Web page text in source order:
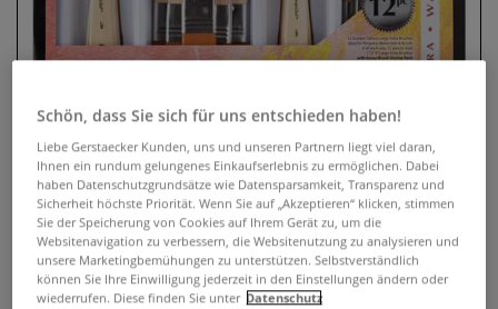
Royal & Langnickel Gold-Taklon
Schön, dass Sie sich für uns entschieden haben!
Liebe Gerstaecker Kunden, uns und unseren Partnern liegt viel daran,
Ihnen ein rundum gelungenes Einkaufserlebnis zu ermöglichen. Dabei
haben Datenschutzgrundsätze wie Datensparsamkeit, Transparenz und
Sicherheit höchste Priorität. Wenn Sie auf „Akzeptieren“ klicken, stimmen
Sie der Speicherung von Cookies auf Ihrem Gerät zu, um die
Websitenavigation zu verbessern, die Websitenutzung zu analysieren und
unsere Marketingbemühungen zu unterstützen. Selbstverständlich
können Sie Ihre Einwilligung jederzeit in den Einstellungen ändern oder
wiederrufen. Diese finden Sie unter Datenschutz